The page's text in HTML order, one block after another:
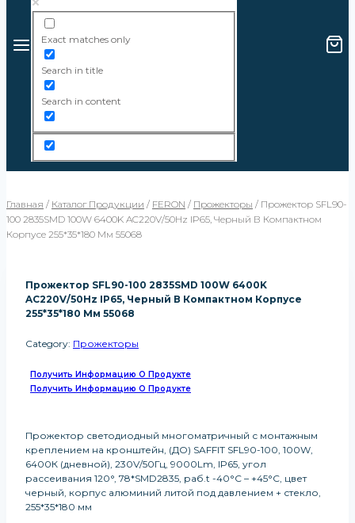
Exact matches only
Search in title
Search in content
Главная / Каталог Продукции / FERON / Прожекторы / Прожектор SFL90-
100 2835SMD 100W 6400K AC220V/50Hz IP65, Черный В Компактном
Корпусе 255*35*180 Мм 55068
Прожектор SFL90-100 2835SMD 100W 6400K
AC220V/50Hz IP65, Черный В Компактном Корпусе
255*35*180 Мм 55068
Category: Прожекторы
Получить Информацию О Продукте
Получить Информацию О Продукте
Прожектор светодиодный многоматричный с монтажным
креплением на кронштейн, (ДО) SAFFIT SFL90-100, 100W,
6400К (дневной), 230V/50Гц, 9000Lm, IP65, угол
рассеивания 120°, 78*SMD2835, раб.t -40°C – +45°C, цвет
черный, корпус алюминий литой под давлением + стекло,
255*35*180 мм